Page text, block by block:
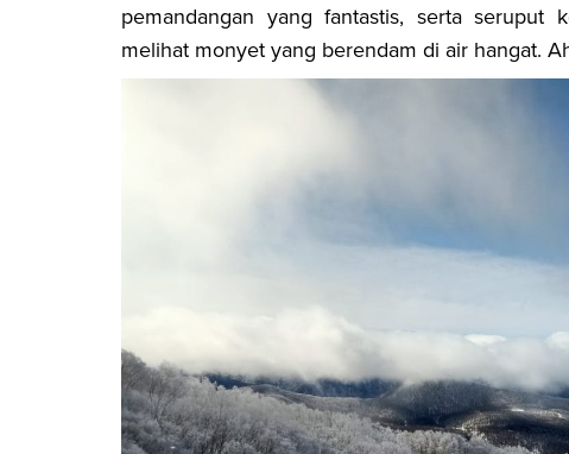
pemandangan yang fantastis, sertaseruput
melihat monyet yang berendam di air hangat.